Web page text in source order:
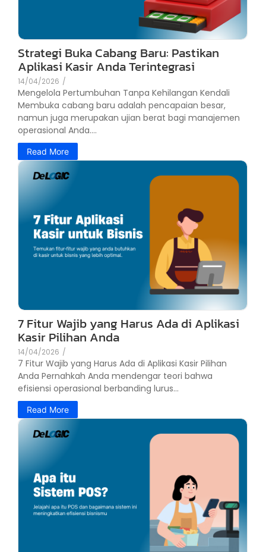
Strategi Buka Cabang Baru: Pastikan
Aplikasi Kasir Anda Terintegrasi
14/04/2026 /
Mengelola Pertumbuhan Tanpa Kehilangan Kendali
Membuka cabang baru adalah pencapaian besar,
namun juga merupakan ujian berat bagi manajemen
operasional Anda....
Read More
7 Fitur Wajib yang Harus Ada di Aplikasi
Kasir Pilihan Anda
14/04/2026 /
7 Fitur Wajib yang Harus Ada di Aplikasi Kasir Pilihan
Anda Pernahkah Anda mendengar teori bahwa
efisiensi operasional berbanding lurus...
Read More